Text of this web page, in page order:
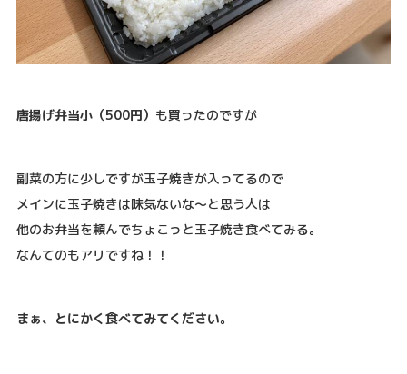
唐揚げ弁当小（500円） も買ったのですが
副菜の方に少しですが玉子焼きが入ってるので
メインに玉子焼きは味気ないな〜と思う人は
他のお弁当を頼んでちょこっと玉子焼き食べてみる。
なんてのもアリですね！！
まぁ、とにかく食べてみてください。